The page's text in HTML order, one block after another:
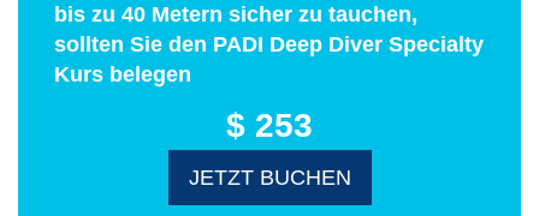
bis zu 40 Metern sicher zu tauchen,
sollten Sie den PADI Deep Diver Specialty
Kurs belegen
$ 253
JETZT BUCHEN